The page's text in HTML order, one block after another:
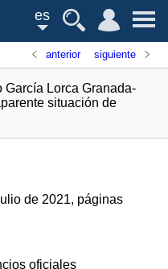
es
anterior siguiente
Lorca Granada-
situación de
de 2021, páginas
oficiales